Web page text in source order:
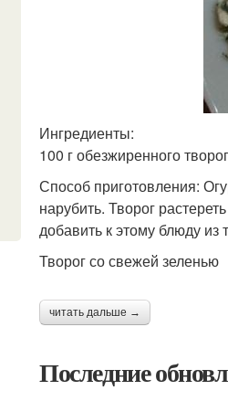
Ингредиенты:
100 г обезжиренного
Способ приготовления:
нарубить. Творог
добавить к этому блюду
Творог со свежей зеленью
читать дальше →
Последние